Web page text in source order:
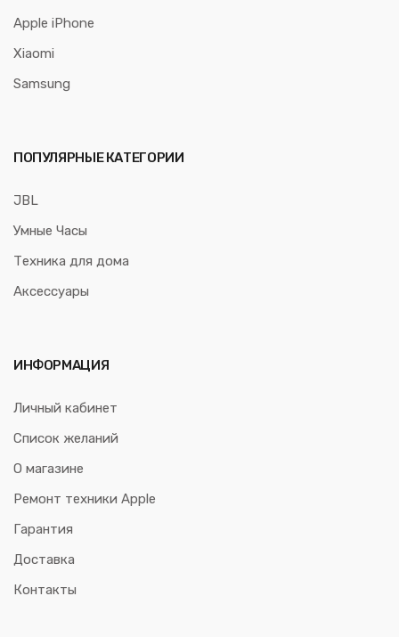
Apple iPhone
Xiaomi
Samsung
ПОПУЛЯРНЫЕ КАТЕГОРИИ
JBL
Умные Часы
Техника для дома
Аксессуары
ИНФОРМАЦИЯ
Личный кабинет
Список желаний
О магазине
Ремонт техники Apple
Гарантия
Доставка
Контакты